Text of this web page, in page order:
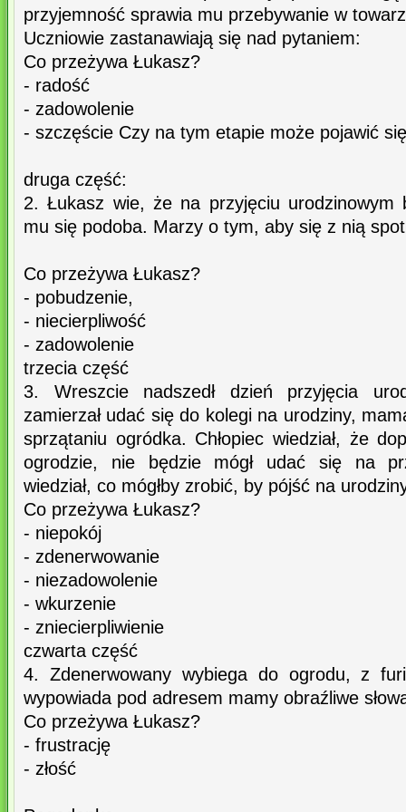
przyjemność sprawia mu przebywanie w
Uczniowie zastanawiają się nad pytaniem:
Co przeżywa Łukasz?
- radość
- zadowolenie
- szczęście Czy na tym etapie może pojawić
druga część:
2. Łukasz wie, że na przyjęciu urodzinowym
mu się podoba. Marzy o tym, aby się z nią
Co przeżywa Łukasz?
- pobudzenie,
- niecierpliwość
- zadowolenie
trzecia część
3. Wreszcie nadszedł dzień przyjęcia
zamierzał udać się do kolegi na urodziny,
sprzątaniu ogródka. Chłopiec wiedział, że
ogrodzie, nie będzie mógł udać się na
wiedział, co mógłby zrobić, by pójść na
Co przeżywa Łukasz?
- niepokój
- zdenerwowanie
- niezadowolenie
- wkurzenie
- zniecierpliwienie
czwarta część
4. Zdenerwowany wybiega do ogrodu, z
wypowiada pod adresem mamy obraźliwe
Co przeżywa Łukasz?
- frustrację
- złość